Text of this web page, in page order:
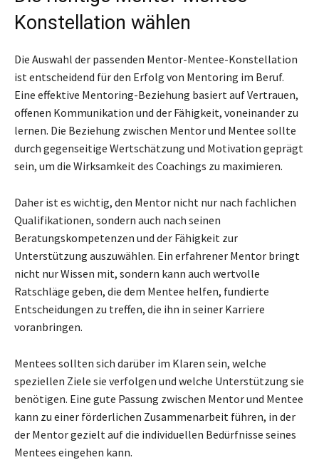
Konstellation wählen
Die Auswahl der passenden Mentor-Mentee-Konstellation
ist entscheidend für den Erfolg von Mentoring im Beruf.
Eine effektive Mentoring-Beziehung basiert auf Vertrauen,
offenen Kommunikation und der Fähigkeit, voneinander zu
lernen. Die Beziehung zwischen Mentor und Mentee sollte
durch gegenseitige Wertschätzung und Motivation geprägt
sein, um die Wirksamkeit des Coachings zu maximieren.
Daher ist es wichtig, den Mentor nicht nur nach fachlichen
Qualifikationen, sondern auch nach seinen
Beratungskompetenzen und der Fähigkeit zur
Unterstützung auszuwählen. Ein erfahrener Mentor bringt
nicht nur Wissen mit, sondern kann auch wertvolle
Ratschläge geben, die dem Mentee helfen, fundierte
Entscheidungen zu treffen, die ihn in seiner Karriere
voranbringen.
Mentees sollten sich darüber im Klaren sein, welche
speziellen Ziele sie verfolgen und welche Unterstützung sie
benötigen. Eine gute Passung zwischen Mentor und Mentee
kann zu einer förderlichen Zusammenarbeit führen, in der
der Mentor gezielt auf die individuellen Bedürfnisse seines
Mentees eingehen kann.